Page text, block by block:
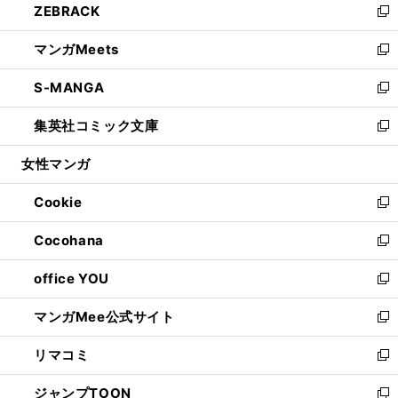
く
で
開
く
ド
ウ
で
開
く
ィ
ン
ド
ウ
で
開
く
い
ウ
ィ
ン
ド
ウ
で
開
ZEBRACK
新
し
い
ウ
ィ
ン
ド
ウ
開
く
マンガMeets
新
し
い
ウ
ィ
ン
ウ
で
開
く
S-MANGA
新
し
い
ウ
ン
ド
ウ
で
開
く
集英社コミック文庫
新
し
ウ
ィ
ン
ド
ウ
で
開
く
女性マンガ
Cookie
新
し
い
ウ
ィ
ン
ド
ウ
で
開
く
Cocohana
新
し
い
ウ
ィ
ン
ド
ウ
で
office YOU
新
し
い
ウ
ィ
ン
ド
マンガMee公式サイト
新
し
い
ウ
リマコミ
新
し
ジャンプTOON